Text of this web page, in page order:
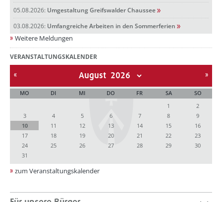
05.08.2026: Umgestaltung Greifswalder Chaussee
03.08.2026: Umfangreiche Arbeiten in den Sommerferien
Weitere Meldungen
VERANSTALTUNGSKALENDER
August
MO DI MI DO FR SA
SO
1
2
3
4 5 6 7 8
9
10
11 12 13 14 15
16
17
18 19 20 21 22
23
24
25 26 27 28 29
30
31
zum Veranstaltungskalender